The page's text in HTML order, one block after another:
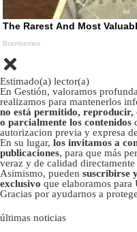
Estimado(a) lector(a)
En Gestión, valoramos
realizamos para mantenerlos
no está permitido,
o parcialmente los contenidos
autorizacion previa y expresa
En su lugar, los invitamos a
publicaciones, para que más
veraz y de calidad
Asimismo, pueden suscribirse
exclusivo que elaboramos para
Gracias por ayudarnos a
últimas noticias